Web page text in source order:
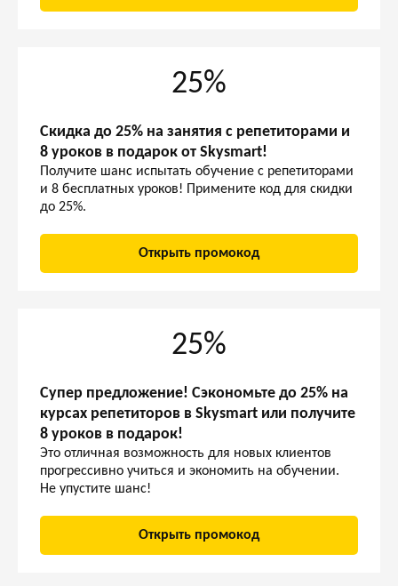
25%
Скидка до 25% на занятия с репетиторами и
8 уроков в подарок от Skysmart!
Получите шанс испытать обучение с репетиторами
и 8 бесплатных уроков! Примените код для скидки
до 25%.
Открыть промокод
25%
Супер предложение! Сэкономьте до 25% на
курсах репетиторов в Skysmart или получите
8 уроков в подарок!
Это отличная возможность для новых клиентов
прогрессивно учиться и экономить на обучении.
Не упустите шанс!
Открыть промокод